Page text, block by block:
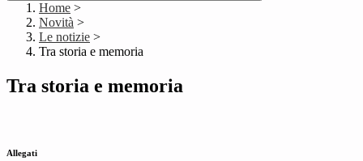
Home >
Novità >
Le notizie >
Tra storia e memoria
Tra storia e memoria
Allegati